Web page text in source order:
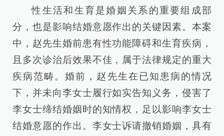
性生活和生育是婚姻关系的重要组成部
分，也是影响结婚意愿作出的关键因素。本案
中，赵先生婚前患有性功能障碍和生育疾病，
且多次诊治后效果不佳，属于法律规定的重大
疾病范畴。婚前，赵先生在已知患病的情况
下，并未向李女士履行如实告知义务，侵害了
李女士缔结婚姻时的知情权，足以影响李女士
结婚意愿的作出。李女士诉请撤销婚姻，具有